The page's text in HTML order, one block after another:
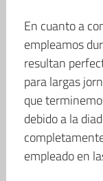
En cuanto a
empleamos
resultan
para largas
que
debido a la
empleado en